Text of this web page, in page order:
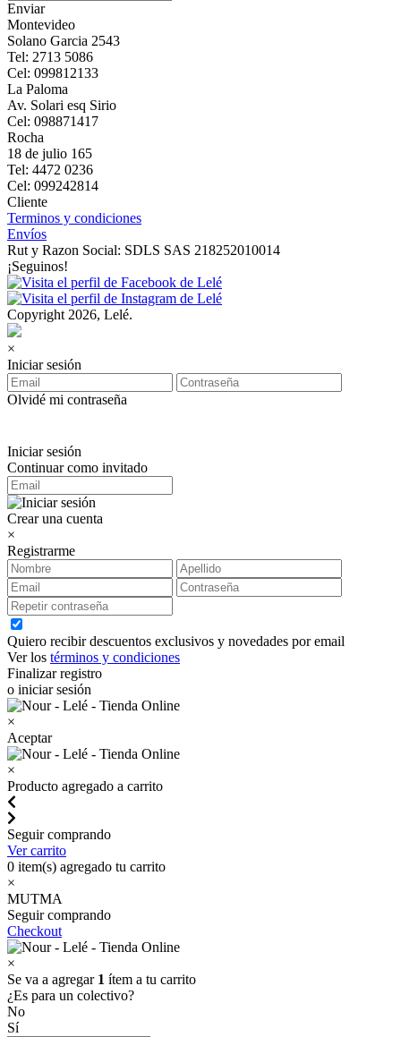
Enviar
Montevideo
Solano Garcia 2543
Tel: 2713 5086
Cel: 099812133
La Paloma
Av. Solari esq Sirio
Cel: 098871417
Rocha
18 de julio 165
Tel: 4472 0236
Cel: 099242814
Cliente
Terminos y condiciones
Envíos
Rut y Razon Social: SDLS SAS 218252010014
¡Seguinos!
Copyright 2026, Lelé.
×
Iniciar sesión
Olvidé mi contraseña
Iniciar sesión
Continuar como invitado
Crear una cuenta
×
Registrarme
Quiero recibir descuentos exclusivos y novedades por email
Ver los términos y condiciones
Finalizar registro
o iniciar sesión
×
Aceptar
×
Producto agregado a carrito
Seguir comprando
Ver carrito
0 item(s) agregado tu carrito
×
MUTMA
Seguir comprando
Checkout
×
Se va a agregar 1 ítem a tu carrito
¿Es para un colectivo?
No
Sí